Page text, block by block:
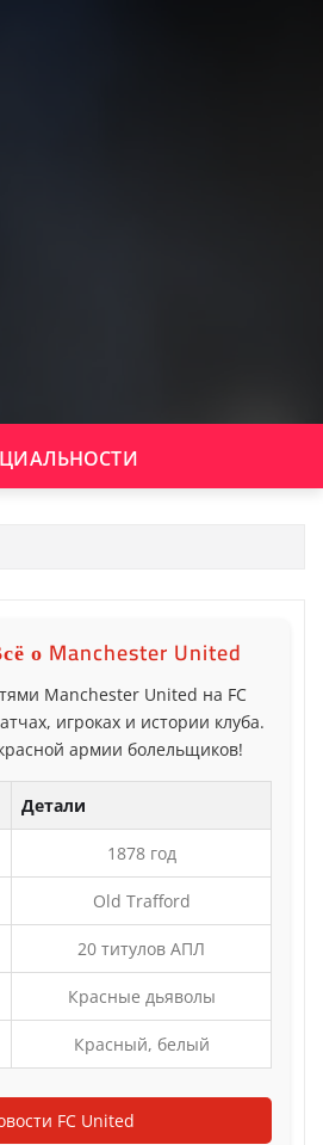
о Manchester United
Manchester United на FC
игроках и истории клуба.
армии болельщиков!
Детали
1878 год
Old Trafford
20 титулов АПЛ
Красные дьяволы
Красный, белый
FC United